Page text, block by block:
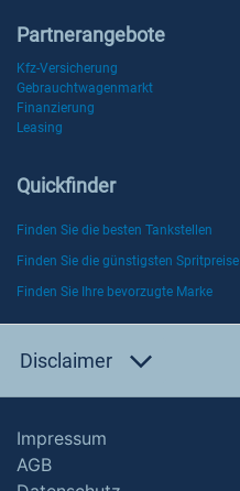
Partnerangebote
Kfz-Versicherung
Gebrauchtwagenmarkt
Finanzierung
Leasing
Quickfinder
Finden Sie die besten Tankstellen
Finden Sie die günstigsten Spritpreise
Finden Sie Ihre bevorzugte Marke
Disclaimer
Impressum
AGB